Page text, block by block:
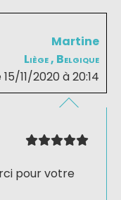
Martine
Liège , Belgique
15/11/2020 à 20:14
pour votre